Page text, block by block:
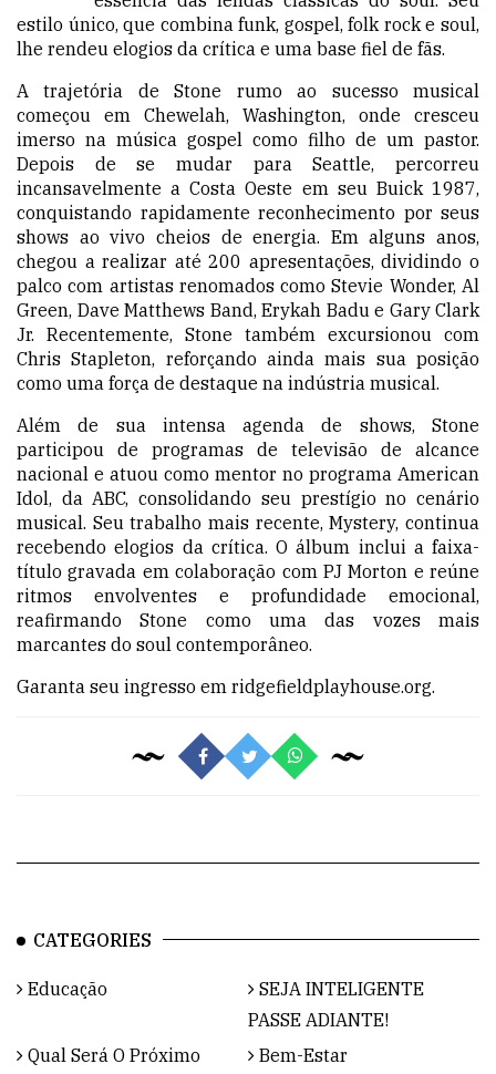
estilo único, que combina funk, gospel, folk rock e soul,
lhe rendeu elogios da crítica e uma base fiel de fãs.
A trajetória de Stone rumo ao sucesso musical
começou em Chewelah, Washington, onde cresceu
imerso na música gospel como filho de um pastor.
Depois de se mudar para Seattle, percorreu
incansavelmente a Costa Oeste em seu Buick 1987,
conquistando rapidamente reconhecimento por seus
shows ao vivo cheios de energia. Em alguns anos,
chegou a realizar até 200 apresentações, dividindo o
palco com artistas renomados como Stevie Wonder, Al
Green, Dave Matthews Band, Erykah Badu e Gary Clark
Jr. Recentemente, Stone também excursionou com
Chris Stapleton, reforçando ainda mais sua posição
como uma força de destaque na indústria musical.
Além de sua intensa agenda de shows, Stone
participou de programas de televisão de alcance
nacional e atuou como mentor no programa American
Idol, da ABC, consolidando seu prestígio no cenário
musical. Seu trabalho mais recente, Mystery, continua
recebendo elogios da crítica. O álbum inclui a faixa-
título gravada em colaboração com PJ Morton e reúne
ritmos envolventes e profundidade emocional,
reafirmando Stone como uma das vozes mais
marcantes do soul contemporâneo.
Garanta seu ingresso em ridgefieldplayhouse.org.
CATEGORIES
Educação
SEJA INTELIGENTE
PASSE ADIANTE!
Qual Será O Próximo
Bem-Estar